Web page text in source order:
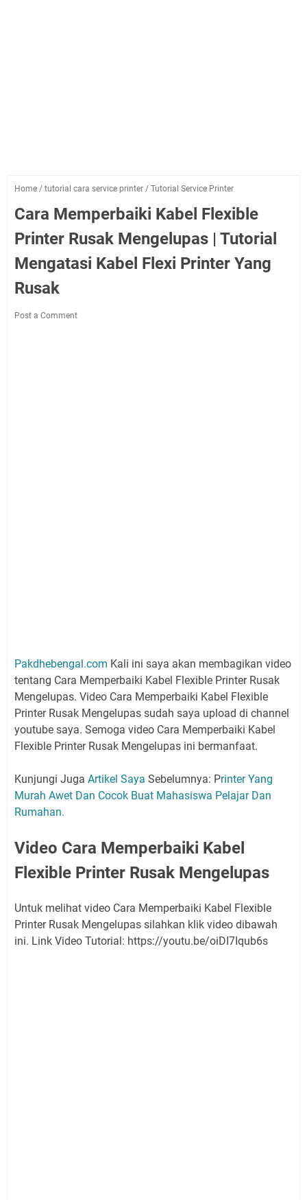
Home / tutorial cara service printer / Tutorial Service Printer
Cara Memperbaiki Kabel Flexible
Printer Rusak Mengelupas | Tutorial
Mengatasi Kabel Flexi Printer Yang
Rusak
Post a Comment
Pakdhebengal.com Kali ini saya akan membagikan video
tentang Cara Memperbaiki Kabel Flexible Printer Rusak
Mengelupas. Video Cara Memperbaiki Kabel Flexible
Printer Rusak Mengelupas sudah saya upload di channel
youtube saya. Semoga video Cara Memperbaiki Kabel
Flexible Printer Rusak Mengelupas ini bermanfaat.
Kunjungi Juga Artikel Saya Sebelumnya: Printer Yang
Murah Awet Dan Cocok Buat Mahasiswa Pelajar Dan
Rumahan.
Video Cara Memperbaiki Kabel
Flexible Printer Rusak Mengelupas
Untuk melihat video Cara Memperbaiki Kabel Flexible
Printer Rusak Mengelupas silahkan klik video dibawah
ini. Link Video Tutorial: https://youtu.be/oiDI7Iqub6s